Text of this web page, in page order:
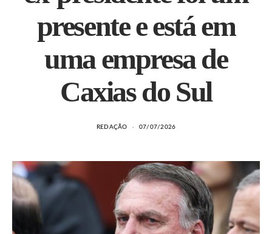
presente e está em
uma empresa de
Caxias do Sul
REDAÇÃO 07/07/2026